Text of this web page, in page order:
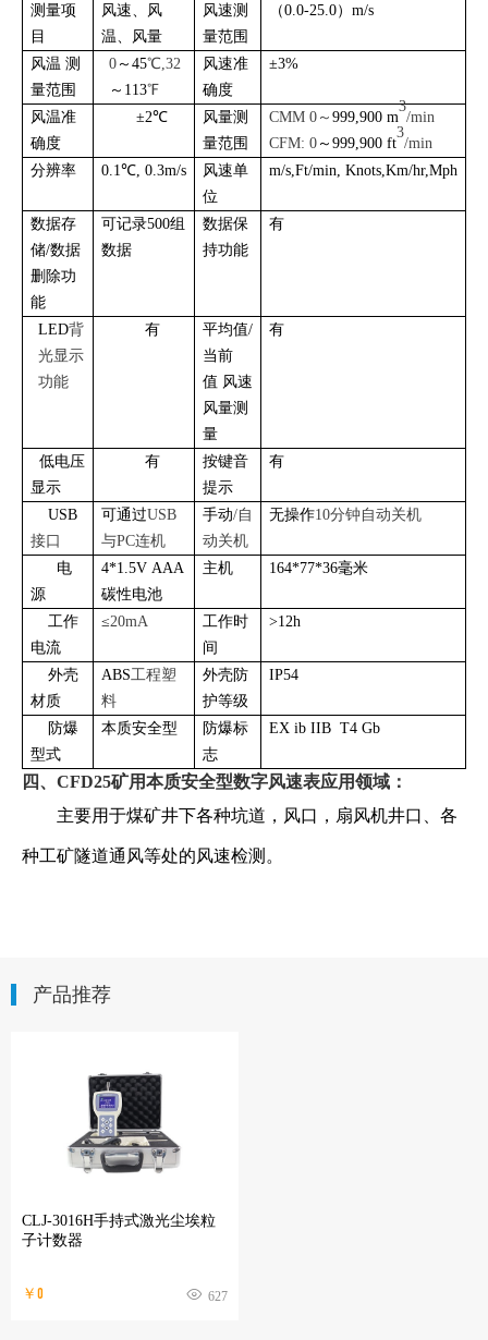
测量项
目
风速、风
温、风量
风速测
量范围
（0.0-25.0）m/s
风温 测
量范围
0 ～45℃,32
～113℉
风速准
确度
±3%
风温准
确度
±2℃
风量测
量范围
CMM 0～ 999,900 m
3
/min
CFM: 0 ～999,900 ft
3
/min
分辨率
0.1℃, 0.3m/s
风速单
位
m/s,Ft/min, Knots,Km/hr,Mph
数据存
储/数据
删除功
能
可记录500组
数据
数据保
持功能
有
LED背
光显示
功能
有
平均值/
当前
值 风速
风量测
量
有
低电压
显示
有
按键音
提示
有
USB
接口
可通过USB
与PC连机
手动/自
动关机
无操作10分钟自动关机
电
源
4*1.5V AAA
碳性电池
主机 164*77*36毫米
工作
电流
≤20mA
工作时
间
˃12h
外壳
材质
ABS工程塑
料
外壳防
护等级
IP54
防爆
型式
本质安全型
防爆标
志
EX ib IIB T4 Gb
四、CFD25矿用本质安全型数字风速表应用领域：
主要用于煤矿井下各种坑道，风口，扇风机井口、各
种工矿隧道通风等处的风速检测。
产品推荐
CLJ-3016H手持式激光尘埃粒
子计数器
￥0 627